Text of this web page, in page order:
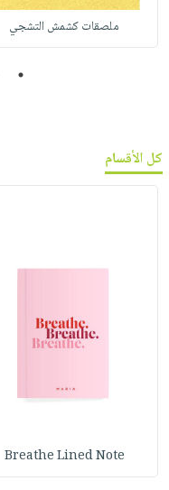
ملصقات كشمش التشجي
1
كل الأقسام
Breathe Lined Note